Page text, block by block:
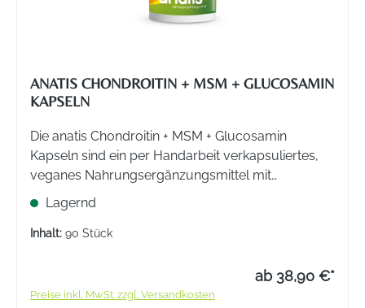
ANATIS CHONDROITIN + MSM + GLUCOSAMIN
KAPSELN
Die anatis Chondroitin + MSM + Glucosamin
Kapseln sind ein per Handarbeit verkapsuliertes,
veganes Nahrungsergänzungsmittel mit
wertvollen Nährstoffen wie Chondroitinsulfat,
Glucosaminsulfat und Methylsulfonylmethan.
Lagernd
Inhalt: 90 Stück
ab 38,90 €*
Preise inkl. MwSt. zzgl. Versandkosten